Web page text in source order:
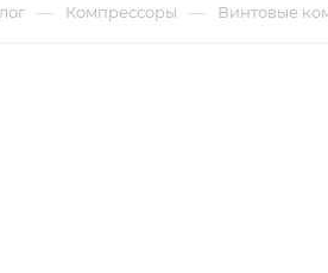
— Компрессоры — Винтовые